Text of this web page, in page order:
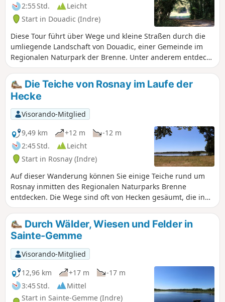
2:55 Std.
Leicht
Start in Douadic (Indre)
Diese Tour führt über Wege und kleine Straßen durch die
umliegende Landschaft von Douadic, einer Gemeinde im
Regionalen Naturpark der Brenne. Unter anderem entdeckt
man dabei das Suin-Tal und den Étang de la Hire.
Die Teiche von Rosnay im Laufe der
Hecke
Visorando-Mitglied
9,49 km
+12 m
-12 m
2:45 Std.
Leicht
Start in Rosnay (Indre)
Auf dieser Wanderung können Sie einige Teiche rund um
Rosnay inmitten des Regionalen Naturparks Brenne
entdecken. Die Wege sind oft von Hecken gesäumt, die in
dieser Region „Hecke“ genannt werden.
Durch Wälder, Wiesen und Felder in
Sainte-Gemme
Visorando-Mitglied
12,96 km
+17 m
-17 m
3:45 Std.
Mittel
Start in Sainte-Gemme (Indre)